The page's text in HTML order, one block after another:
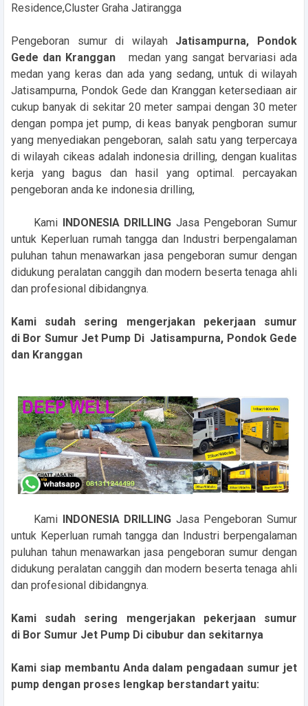
Residence,Cluster Graha Jatirangga
Pengeboran sumur di wilayah Jatisampurna, Pondok
Gede dan Kranggan medan yang sangat bervariasi ada
medan yang keras dan ada yang sedang, untuk di wilayah
Jatisampurna, Pondok Gede dan Kranggan ketersediaan air
cukup banyak di sekitar 20 meter sampai dengan 30 meter
dengan pompa jet pump, di keas banyak pengboran sumur
yang menyediakan pengeboran, salah satu yang terpercaya
di wilayah cikeas adalah indonesia drilling, dengan kualitas
kerja yang bagus dan hasil yang optimal. percayakan
pengeboran anda ke indonesia drilling,
Kami INDONESIA DRILLING Jasa Pengeboran Sumur
untuk Keperluan rumah tangga dan Industri berpengalaman
puluhan tahun menawarkan jasa pengeboran sumur dengan
didukung peralatan canggih dan modern beserta tenaga ahli
dan profesional dibidangnya.
Kami sudah sering mengerjakan pekerjaan sumur
di Bor Sumur Jet Pump Di Jatisampurna, Pondok Gede
dan Kranggan
Kami INDONESIA DRILLING Jasa Pengeboran Sumur
untuk Keperluan rumah tangga dan Industri berpengalaman
puluhan tahun menawarkan jasa pengeboran sumur dengan
didukung peralatan canggih dan modern beserta tenaga ahli
dan profesional dibidangnya.
Kami sudah sering mengerjakan pekerjaan sumur
di Bor Sumur Jet Pump Di cibubur dan sekitarnya
Kami siap membantu Anda dalam pengadaan sumur jet
pump dengan proses lengkap berstandart yaitu: